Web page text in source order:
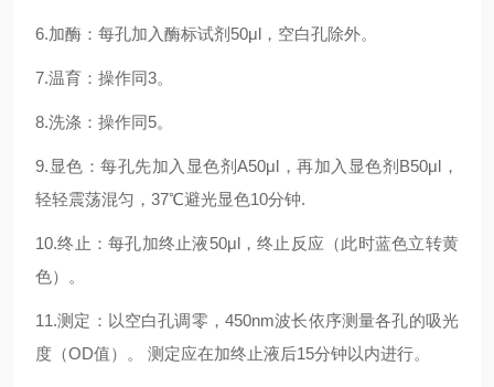
6.加酶：每孔加入酶标试剂50μl，空白孔除外。
7.温育：操作同3。
8.洗涤：操作同5。
9.显色：每孔先加入显色剂A50μl，再加入显色剂B50μl，
轻轻震荡混匀，37℃避光显色10分钟.
10.终止：每孔加终止液50μl，终止反应（此时蓝色立转黄
色）。
11.测定：以空白孔调零，450nm波长依序测量各孔的吸光
度（OD值）。 测定应在加终止液后15分钟以内进行。